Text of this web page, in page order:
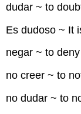
dudar ~ to
Es dudoso ~ It
negar ~ to deny
no creer ~ to
no dudar ~ to